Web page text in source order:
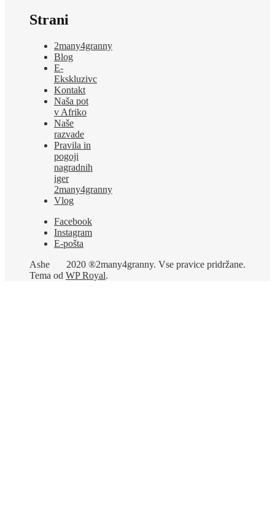
Strani
2many4granny
Blog
E-
Ekskluzivc
Kontakt
Naša pot
v Afriko
Naše
razvade
Pravila in
pogoji
nagradnih
iger
2many4granny
Vlog
Facebook
Instagram
E-pošta
2020 ®2many4granny. Vse pravice pridržane.
Ashe
Tema od WP Royal.